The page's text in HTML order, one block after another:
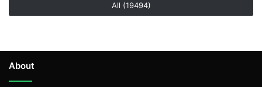
All (19494)
About